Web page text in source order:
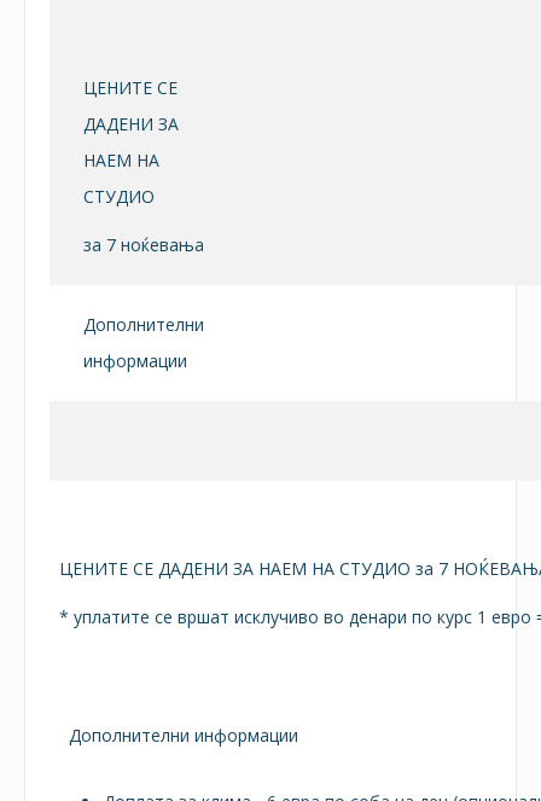
ЦЕНИТЕ СЕ
ДАДЕНИ ЗА
НАЕМ НА
СТУДИО
за 7 ноќевања
Дополнителни
информации
ЦЕНИТЕ СЕ ДАДЕНИ ЗА НАЕМ НА СТУДИО за 7
* уплатите се вршат исклучиво во денари по курс 1 евро
Дополнителни информации